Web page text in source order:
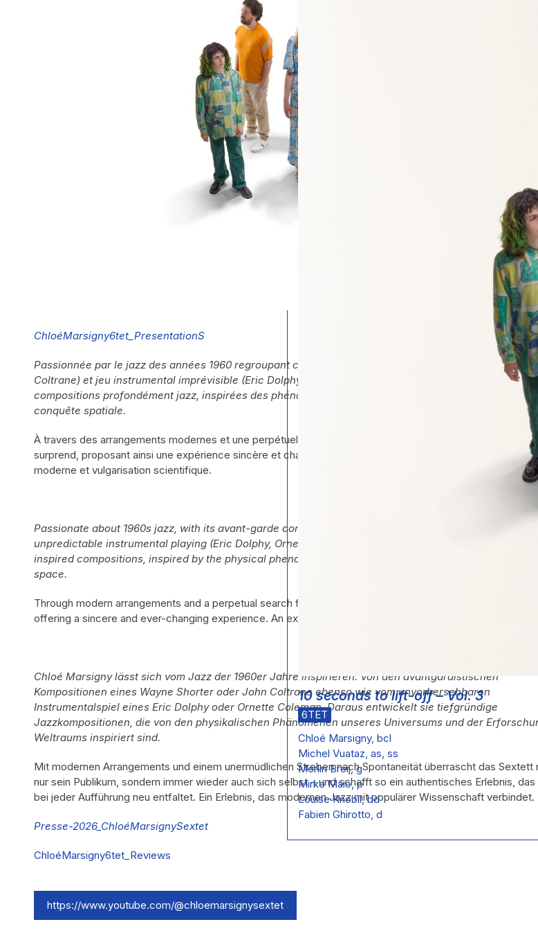
ChloéMarsigny6tet_PresentationS
Passionnée par le jazz des années 1960 regroupant compositions avant-gardistes (Wayne Shorter,
Coltrane) et jeu instrumental imprévisible (Eric Dolphy, Ornette Coleman), Chloé Marsigny nous livre
compositions profondément jazz, inspirées des phénomènes physiques régissant notre univers et de
conquête spatiale.
À travers des arrangements modernes et une perpétuelle recherche de spontanéité, le sextet surprend
surprend, proposant ainsi une expérience sincère et chaque fois différente. Une expérience mêlant jazz
moderne et vulgarisation scientifique.
Passionate about 1960s jazz, with its avant-garde compositions (Wayne Shorter, John Coltrane) and
unpredictable instrumental playing (Eric Dolphy, Ornette Coleman), Chloé Marsigny delivers deeply
inspired compositions, inspired by the physical phenomena that govern our universe and the conquest
space.
Through modern arrangements and a perpetual search for spontaneity, the sextet surprises and surprises
offering a sincere and ever-changing experience. An experience combining modern jazz and popular
Chloé Marsigny lässt sich vom Jazz der 1960er Jahre inspirieren. Von den avantgardistischen
Kompositionen eines Wayne Shorter oder John Coltrane ebenso wie vom unvorhersehbaren
Instrumentalspiel eines Eric Dolphy oder Ornette Coleman. Daraus entwickelt sie tiefgründige
Jazzkompositionen, die von den physikalischen Phänomenen unseres Universums und der
Weltraums inspiriert sind.
Mit modernen Arrangements und einem unermüdlichen Streben nach Spontaneität überrascht das Sextett
nur sein Publikum, sondern immer wieder auch sich selbst – und schafft so ein authentisches Erlebnis, das
bei jeder Aufführung neu entfaltet. Ein Erlebnis, das modernen Jazz mit populärer Wissenschaft verbindet.
Presse-2026_ChloéMarsignySextet
ChloéMarsigny6tet_Reviews
https://www.youtube.com/@chloemarsignysextet
10 seconds to lift-off – Vol. 3
6TET
Chloé Marsigny, bcl
Michel Vuataz, as, ss
Merlin Breij, g
Mirko Maio, p
Louise Knobil, bd
Fabien Ghirotto, d